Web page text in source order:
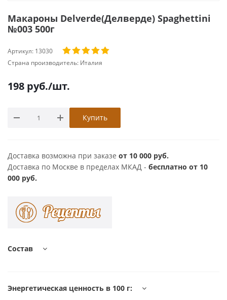
Макароны Delverde(Делверде) Spaghettini
№003 500г
Артикул: 13030
Страна производитель: Италия
198 руб./шт.
Купить
Доставка возможна при заказе от 10 000 руб.
Доставка по Москве в пределах МКАД - бесплатно от 10
000 руб.
Состав
Энергетическая ценность в 100 г: